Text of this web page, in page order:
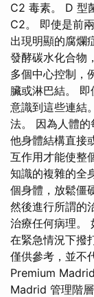
C2 毒素。 D 型
C2。 即使是前
出現明顯的腐爛
發酵碳水化合物
多個中心控制，
臟或淋巴結。
意識到這些連結
法。 因為人體
他身體結構直接
互作用才能使整
知識的複雜的全
個身體，放鬆僵
然後進行所謂的
治療任何病理。
在緊急情況下撥
僅供參考，並不
Premium
Madrid 管理階